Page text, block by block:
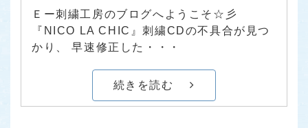
Ｅー刺繍工房のブログへようこそ☆彡
『NICO LA CHIC』刺繍CDの不具合が見つ
かり、 早速修正した・・・
続きを読む